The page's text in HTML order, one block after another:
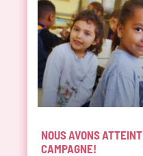
NOUS AVONS
CAMPAGNE!